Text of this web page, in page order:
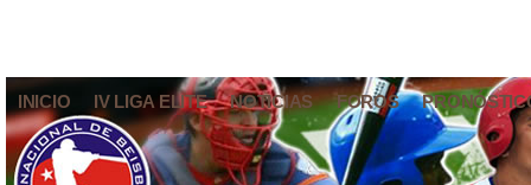
INICIO IV LIGA ELITE NOTICIAS FOROS